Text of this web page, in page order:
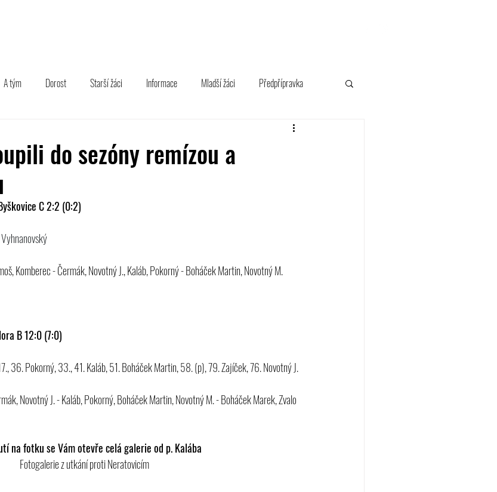
A tým Dorost Starší žáci Informace Mladší žáci Předpřípravka
do sezóny remízou a
C 2:2 (0:2)
Vyhnanovský
Komberec - Čermák, Novotný J., Kaláb, Pokorný - Boháček Martin, Novotný M.
B 12:0 (7:0)
36. Pokorný, 33., 41. Kaláb, 51. Boháček Martin, 58. (p), 79. Zajíček, 76. Novotný J.
Novotný J. - Kaláb, Pokorný, Boháček Martin, Novotný M. - Boháček Marek, Zvalo
na fotku se Vám otevře celá galerie od p. Kalába
Fotogalerie z utkání proti Neratovicím